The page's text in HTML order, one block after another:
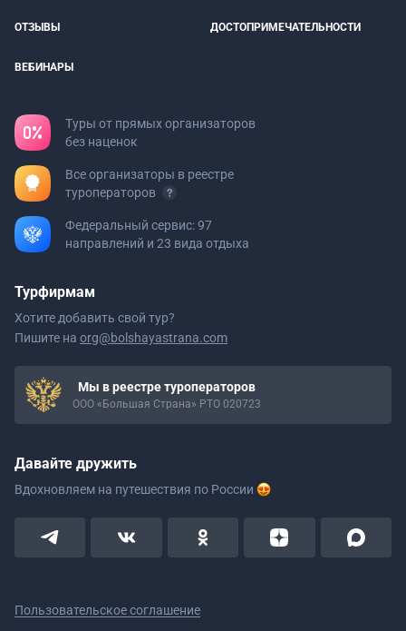
ОТЗЫВЫ ДОСТОПРИМЕЧАТЕЛЬНОСТИ
ВЕБИНАРЫ
Туры от прямых организаторов
без наценок
Все организаторы в реестре
туроператоров
Федеральный сервис: 97
направлений и 23 вида отдыха
Турфирмам
Хотите добавить свой тур?
Пишите на org@bolshayastrana.com
Мы в реестре туроператоров
ООО «Большая Страна» РТО 020723
Давайте дружить
Вдохновляем на путешествия по России
Пользовательское соглашение